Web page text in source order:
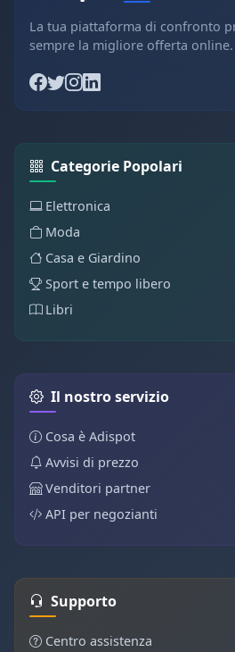
La tua piattaforma di confronto
sempre la migliore offerta online.
Categorie Popolari
Elettronica
Moda
Casa e Giardino
Sport e tempo libero
Libri
Il nostro servizio
Cosa è Adispot
Avvisi di prezzo
Venditori partner
API per negozianti
Supporto
Centro assistenza